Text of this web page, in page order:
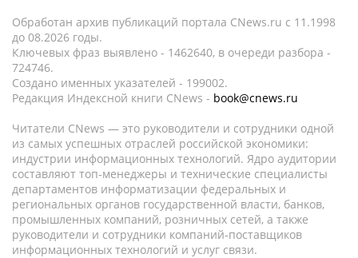
Обработан архив публикаций портала CNews.ru c 11.1998
до 08.2026 годы.
Ключевых фраз выявлено - 1462640, в очереди разбора -
724746.
Создано именных указателей - 199002.
Редакция Индексной книги CNews - book@cnews.ru
Читатели CNews — это руководители и сотрудники одной
из самых успешных отраслей российской экономики:
индустрии информационных технологий. Ядро аудитории
составляют топ-менеджеры и технические специалисты
департаментов информатизации федеральных и
региональных органов государственной власти, банков,
промышленных компаний, розничных сетей, а также
руководители и сотрудники компаний-поставщиков
информационных технологий и услуг связи.